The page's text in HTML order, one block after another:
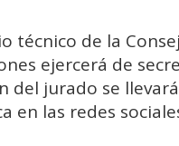
técnico de la
ejercerá de
del jurado se
en las redes